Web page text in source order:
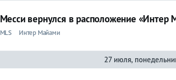
Месси вернулся в расположение «Интер
MLS Интер Майами
27 июля,